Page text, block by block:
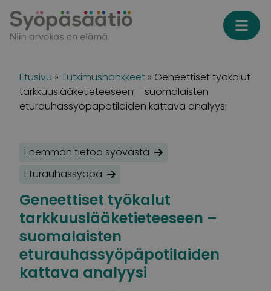
Etusivu » Tutkimushankkeet » Geneettiset työkalut
tarkkuuslääketieteeseen – suomalaisten
eturauhassyöpäpotilaiden kattava analyysi
Enemmän tietoa syövästä
Eturauhassyöpä
Geneettiset työkalut
tarkkuuslääketieteeseen –
suomalaisten
eturauhassyöpäpotilaiden
kattava analyysi